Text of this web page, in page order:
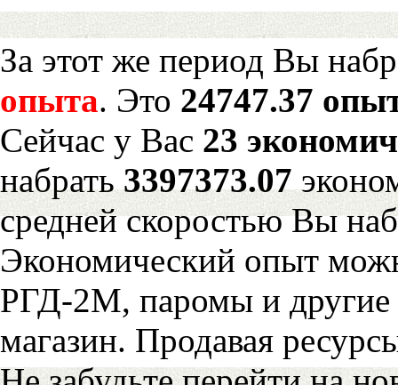
За этот же период Вы
опыта. Это 24747.37
Сейчас у Вас 23
набрать3397373.07
средней скоростью Вы
Экономический опыт
РГД-2М, паромы и другие
магазин. Продавая